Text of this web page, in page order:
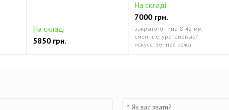
На складі
5850 грн.
На складі
7000 грн.
закрытого типа Ø 42 мм,
сменные, уретановые/
искусственная кожа